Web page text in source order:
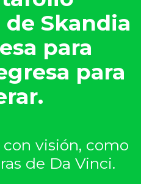
Skandia
para
para
visión, como
de Da Vinci.